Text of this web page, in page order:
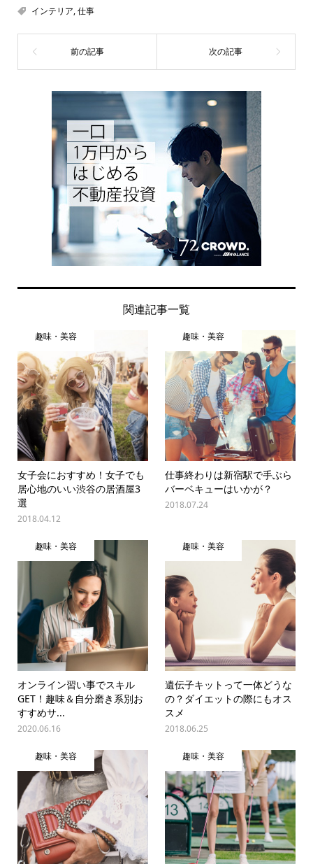
インテリア,仕事
関連記事一覧
趣味・美容
女子会におすすめ！女子でも
居心地のいい渋谷の居酒屋3
選
2018.04.12
趣味・美容
仕事終わりは新宿駅で手ぶら
バーベキューはいかが？
2018.07.24
趣味・美容
オンライン習い事でスキル
GET！趣味＆自分磨き系別お
すすめサ...
2020.06.16
趣味・美容
遺伝子キットって一体どうな
の？ダイエットの際にもオス
スメ
2018.06.25
趣味・美容 趣味・美容